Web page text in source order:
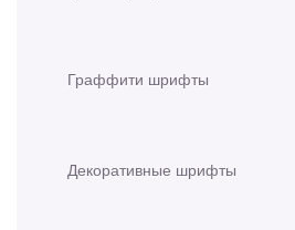
Граффити шрифты
Декоративные шрифты